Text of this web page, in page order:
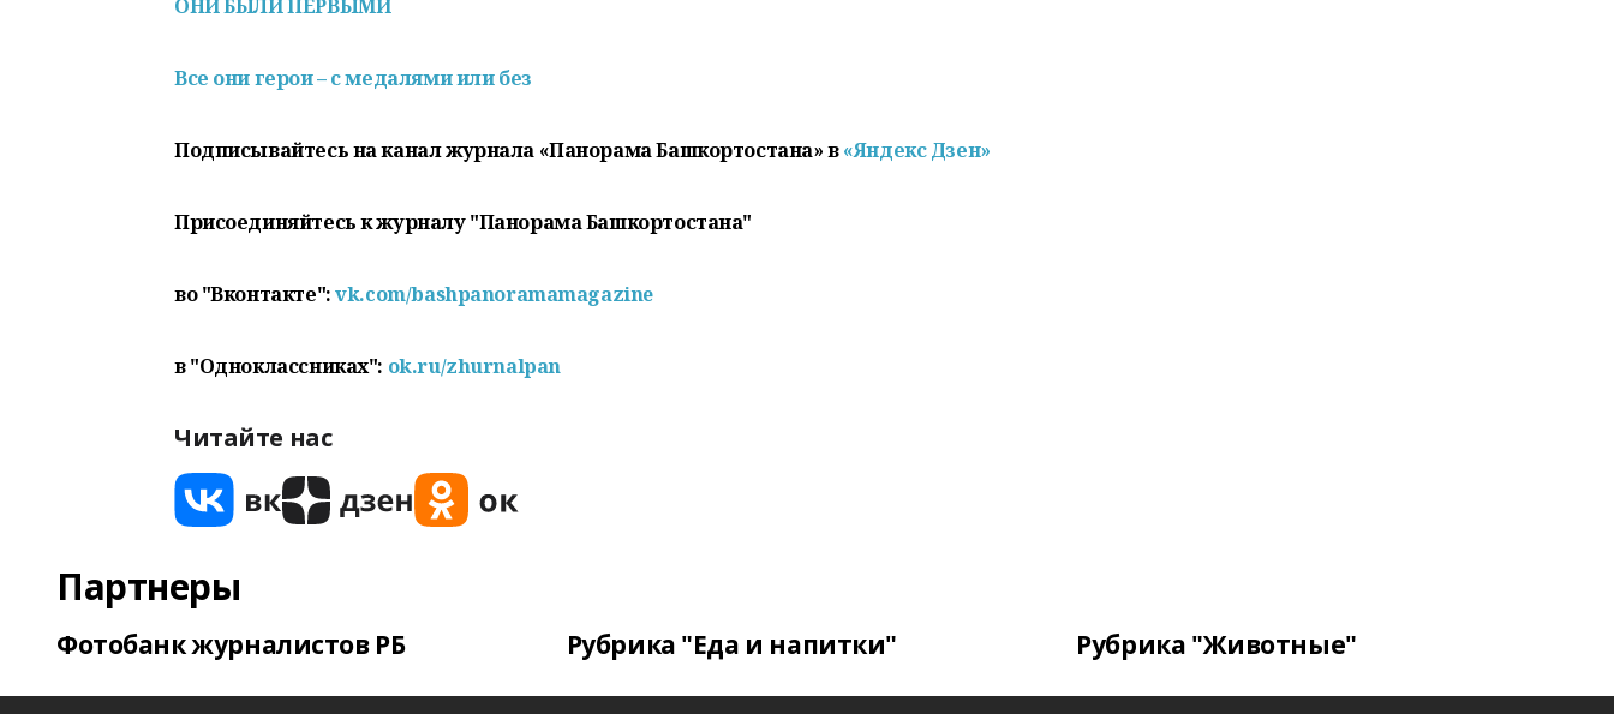
ОНИ БЫЛИ ПЕРВЫМИ
Все они герои – с медалями или без
Подписывайтесь на канал журнала «Панорама Башкортостана» в«Яндекс Дзен»
Присоединяйтесь к журналу "Панорама Башкортостана"
во "Вконтакте":vk.com/bashpanoramamagazine
в "Одноклассниках": ok.ru/zhurnalpan
Читайте нас
Партнеры
Фотобанк журналистов РБ Рубрика "Еда и напитки" Рубрика "Животные"